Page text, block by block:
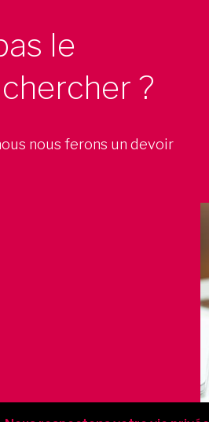
le
?
nous ferons un devoir